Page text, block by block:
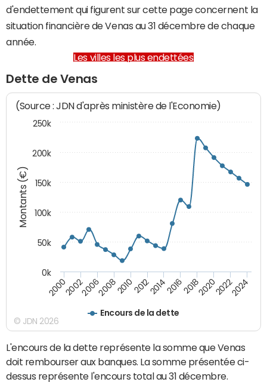
d'endettement qui figurent sur cette page concernent la
situation financière de Venas au 31 décembre de chaque
année.
Les villes les plus endettées
Dette de Venas
Montants (€)
(Source : JDN d'après ministère de l'Economie)
Encours de la dette
200020022006200820102012201420162018202020222024
0k
50k
100k
150k
200k
250k
© JDN 2026
L'encours de la dette représente la somme que Venas
doit rembourser aux banques. La somme présentée ci-
dessus représente l'encours total au 31 décembre.